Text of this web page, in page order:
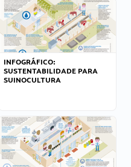
INFOGRÁFICO:
SUSTENTABILIDADE PARA
SUINOCULTURA